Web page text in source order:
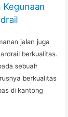
Kegunaan
jalan juga
berkualitas.
sebuah
berkualitas
di kantong